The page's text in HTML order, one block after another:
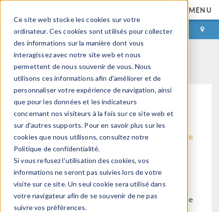
Ce site web stocke les cookies sur votre
ordinateur. Ces cookies sont utilisés pour collecter
des informations sur la manière dont vous
interagissez avec notre site web et nous
permettent de nous souvenir de vous. Nous
utilisons ces informations afin d'améliorer et de
personnaliser votre expérience de navigation, ainsi
que pour les données et les indicateurs
concernant nos visiteurs à la fois sur ce site web et
sur d'autres supports. Pour en savoir plus sur les
cookies que nous utilisons, consultez notre
Politique de confidentialité.
Si vous refusez l'utilisation des cookies, vos
informations ne seront pas suivies lors de votre
visite sur ce site. Un seul cookie sera utilisé dans
votre navigateur afin de se souvenir de ne pas
suivre vos préférences.
MENU
CONNEXION CONTACT
Evènements
Méthodologie de
modélisation
Electromagnétisme
Structure & acoustique Fluide & thermique